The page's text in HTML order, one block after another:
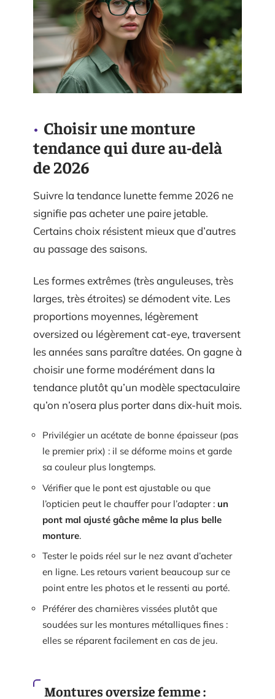
Choisir une monture
tendance qui dure au-delà
de 2026
Suivre la tendance lunette femme 2026 ne
signifie pas acheter une paire jetable.
Certains choix résistent mieux que d’autres
au passage des saisons.
Les formes extrêmes (très anguleuses, très
larges, très étroites) se démodent vite. Les
proportions moyennes, légèrement
oversized ou légèrement cat-eye, traversent
les années sans paraître datées. On gagne à
choisir une forme modérément dans la
tendance plutôt qu’un modèle spectaculaire
qu’on n’osera plus porter dans dix-huit mois.
Privilégier un acétate de bonne épaisseur (pas
le premier prix) : il se déforme moins et garde
sa couleur plus longtemps.
Vérifier que le pont est ajustable ou que
l’opticien peut le chauffer pour l’adapter : un
pont mal ajusté gâche même la plus belle
monture.
Tester le poids réel sur le nez avant d’acheter
en ligne. Les retours varient beaucoup sur ce
point entre les photos et le ressenti au porté.
Préférer des charnières vissées plutôt que
soudées sur les montures métalliques fines :
elles se réparent facilement en cas de jeu.
Montures oversize femme :